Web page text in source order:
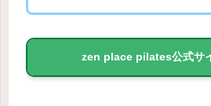
zen place pilates公式サ